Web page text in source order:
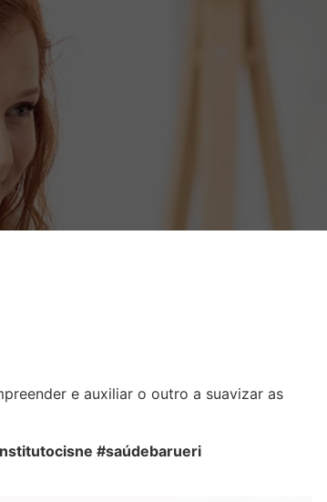
e auxiliar o outro a suavizar as
#saúdebarueri